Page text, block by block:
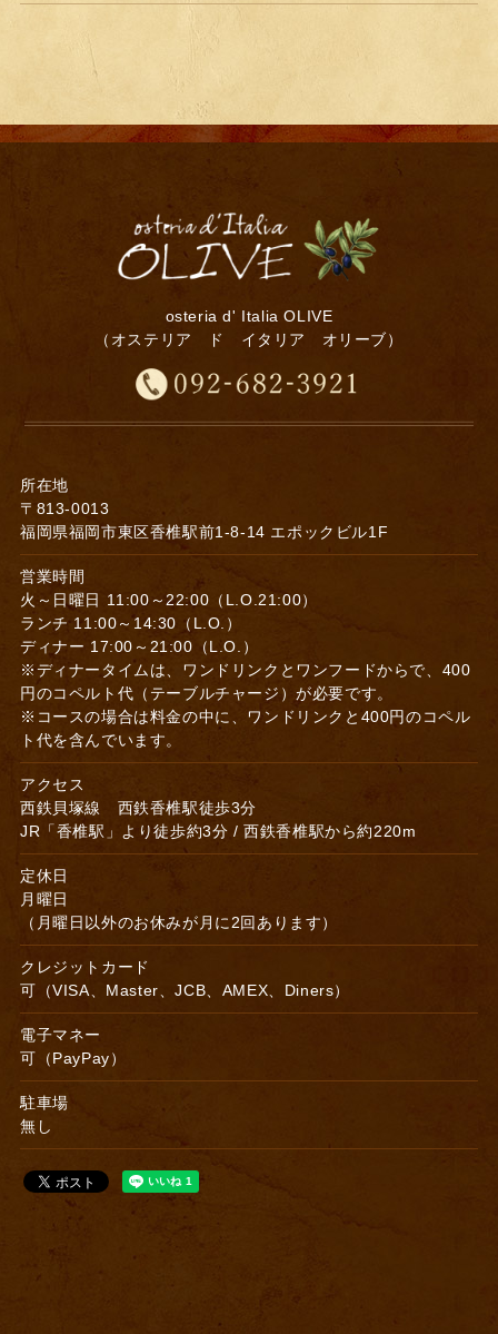
osteria d' Italia OLIVE
（オステリア ド イタリア オリーブ）
所在地
〒813-0013
福岡県福岡市東区香椎駅前1-8-14 エポックビル1F
営業時間
火～日曜日 11:00～22:00（L.O.21:00）
ランチ 11:00～14:30（L.O.）
ディナー 17:00～21:00（L.O.）
※ディナータイムは、ワンドリンクとワンフードからで、400
円のコペルト代（テーブルチャージ）が必要です。
※コースの場合は料金の中に、ワンドリンクと400円のコペル
ト代を含んでいます。
アクセス
西鉄貝塚線 西鉄香椎駅徒歩3分
JR「香椎駅」より徒歩約3分 / 西鉄香椎駅から約220m
定休日
月曜日
（月曜日以外のお休みが月に2回あります）
クレジットカード
可（VISA、Master、JCB、AMEX、Diners）
電子マネー
可（PayPay）
駐車場
無し